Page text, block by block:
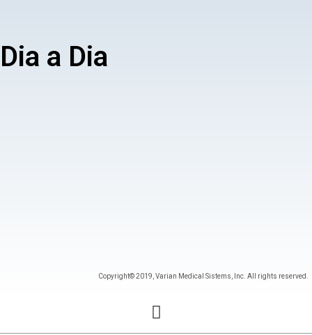
Dia a Dia
Copyright© 2019, Varian Medical Sistems, Inc. All rights reserved.